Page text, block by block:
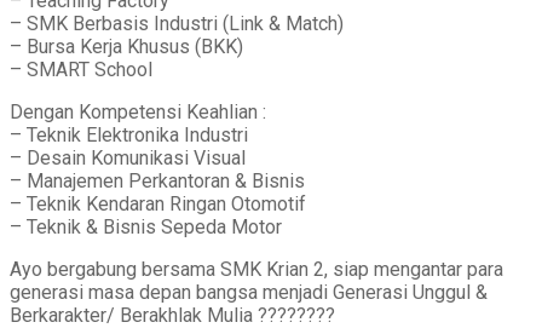
– SMK Berbasis Industri (Link & Match)
– Bursa Kerja Khusus (BKK)
– SMART School
Dengan Kompetensi Keahlian :
– Teknik Elektronika Industri
– Desain Komunikasi Visual
– Manajemen Perkantoran & Bisnis
– Teknik Kendaran Ringan Otomotif
– Teknik & Bisnis Sepeda Motor
Ayo bergabung bersama SMK Krian 2, siap mengantar para
generasi masa depan bangsa menjadi Generasi Unggul &
Berkarakter/ Berakhlak Mulia ????????